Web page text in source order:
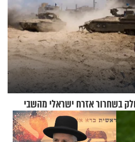
בשחרור אזרח ישראלי מהשבי